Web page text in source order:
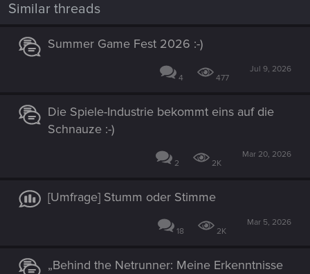
Similar threads
Summer Game Fest 2026 :-)
4 477
Jul 9, 2026
Die Spiele-Industrie bekommt eins auf die
Schnauze :-)
2 2K
Mar 20, 2026
[Umfrage] Stumm oder Stimme
18 2K
Mar 5, 2026
„Behind the Netrunner: Meine Erkenntnisse